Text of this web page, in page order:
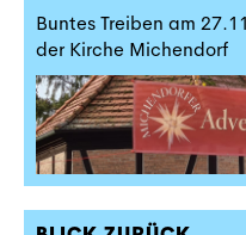
Buntes Treiben am
der Kirche Michendorf